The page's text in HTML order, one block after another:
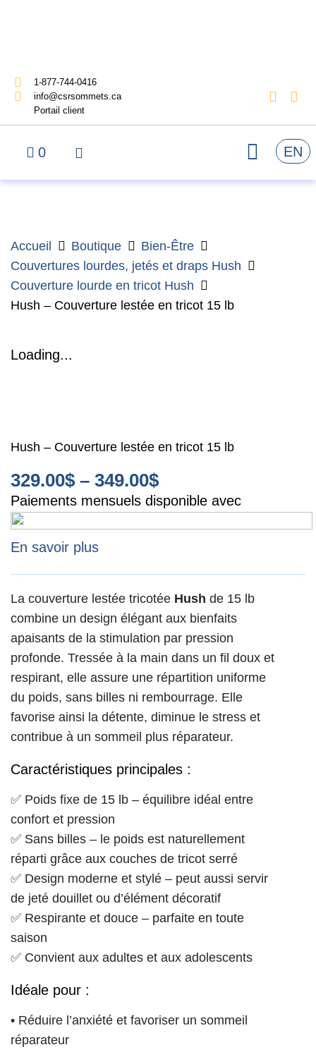
1-877-744-0416
info@csrsommets.ca
Portail client
EN
0
Accueil Boutique
Bien-Être
Couvertures lourdes, jetés et draps Hush
Couverture lourde en tricot Hush
Hush – Couverture lestée en tricot 15 lb
Loading...
Hush – Couverture lestée en tricot 15 lb
329.00$ – 349.00$
Paiements mensuels disponible avec
En savoir plus
La couverture lestée tricotée Hush de 15 lb
combine un design élégant aux bienfaits
apaisants de la stimulation par pression
profonde. Tressée à la main dans un fil doux et
respirant, elle assure une répartition uniforme
du poids, sans billes ni rembourrage. Elle
favorise ainsi la détente, diminue le stress et
contribue à un sommeil plus réparateur.
Caractéristiques principales :
✅ Poids fixe de 15 lb – équilibre idéal entre
confort et pression
✅ Sans billes – le poids est naturellement
réparti grâce aux couches de tricot serré
✅ Design moderne et stylé – peut aussi servir
de jeté douillet ou d’élément décoratif
✅ Respirante et douce – parfaite en toute
saison
✅ Convient aux adultes et aux adolescents
Idéale pour :
• Réduire l’anxiété et favoriser un sommeil
réparateur